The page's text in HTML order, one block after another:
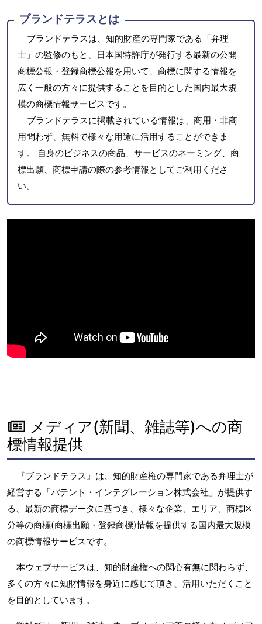
ブランドテラスとは
ブランドテラスは、知的財産の専門家である「弁理
士」の監修のもと、日本国特許庁が発行する最新の公開
商標公報・登録商標公報を用いて、商標に関する情報を
広く一般の方々に提供することを目的とした国内最大規
模の商標情報サービスです。
ブランドテラスに掲載されている情報は、商用・非商
用問わず、無料で様々な用途に活用することができま
す。 自身のビジネスの商品、サービスのネーミング、商
標出願、商標申請の際の参考情報としてご利用くださ
い。
メディア(新聞、雑誌等)への商
標情報提供
『ブランドテラス』は、知的財産権の専門家である弁理士が
経営する「パテント・インテグレーション株式会社」が提供す
る、最新の商標データに基づき、様々な企業、エリア、商標区
分等の商標(商標出願・登録商標)情報を提供する国内最大規模
の商標情報サービスです。
本ウェブサービスは、知的財産権への関心有無に関わらず、
多くの方々に知財情報を身近に感じて頂き、活用いただくこと
を目的としています。